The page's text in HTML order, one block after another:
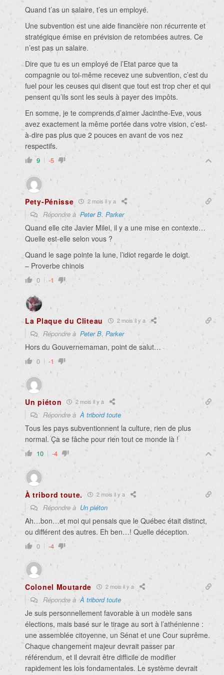
Quand t’as un salaire, t’es un employé.
Une subvention est une aide financière non récurrente et
stratégique émise en prévision de retombées autres. Ce
n’est pas un salaire.
Dire que tu es un employé de l’Etat parce que ta
compagnie ou toi-même recevez une subvention, c’est du
fuel pour les ceuses qui disent que tout est trop cher et qui
pensent qu’ils sont les seuls à payer des impôts.
En somme, je te comprends d’aimer Jacinthe-Eve, vous
avez exactement la même portée dans votre vision, c’est-
à-dire pas plus que 2 pouces en avant de vos nez
respectifs.
9 -5
Pety-Pénisse 2 mois il y a
Répondre àPeter B. Parker
Quand elle cite Javier Milei, il y a une mise en contexte…
Quelle est-elle selon vous ?
Quand le sage pointe la lune, l’idiot regarde le doigt.
– Proverbe chinois
0 -1
La Plaque du Cliteau 2 mois il y a
Répondre à Peter B. Parker
Hors du Gouvernemaman, point de salut…
0 -1
Un piéton 2 mois il y a
Répondre à À tribord toute
Tous les pays subventionnent la culture, rien de plus
normal. Ça se fâche pour rien tout ce monde là !
10 -4
À tribord toute. 2 mois il y a
Répondre à Un piéton
Ah…bon…et moi qui pensais que le Québec était distinct,
ou différent des autres. Eh ben…! Quelle déception.
0 -4
Colonel Moutarde 2 mois il y a
Répondre àÀ tribord toute
Je suis personnellement favorable à un modèle sans
élections, mais basé sur le tirage au sort à l’athénienne :
une assemblée citoyenne, un Sénat et une Cour suprême.
Chaque changement majeur devrait passer par
référendum, et il devrait être difficile de modifier
rapidement les lois fondamentales. Le système devrait